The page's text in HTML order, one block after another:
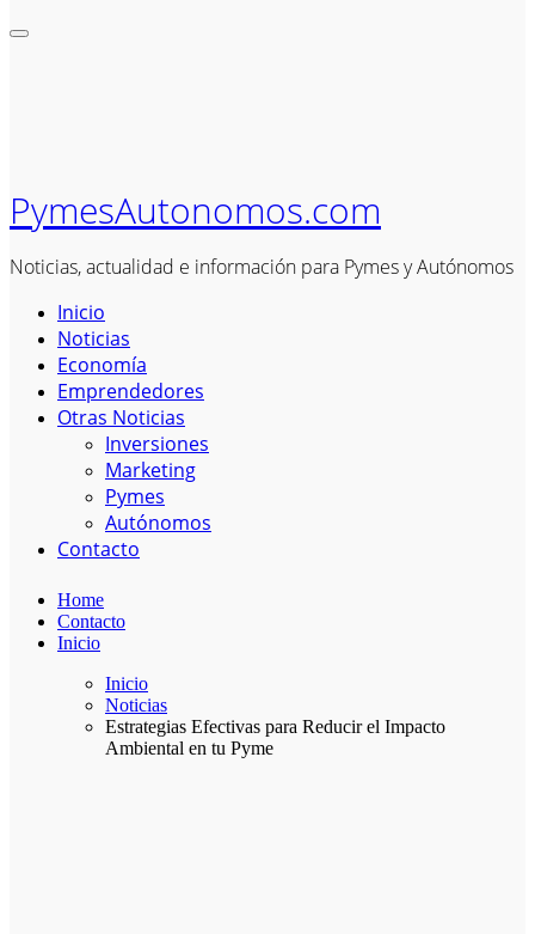
PymesAutonomos.com
Noticias, actualidad e información para Pymes y Autónomos
Inicio
Noticias
Economía
Emprendedores
Otras Noticias
Inversiones
Marketing
Pymes
Autónomos
Contacto
Home
Contacto
Inicio
Inicio
Noticias
Estrategias Efectivas para Reducir el Impacto
Ambiental en tu Pyme